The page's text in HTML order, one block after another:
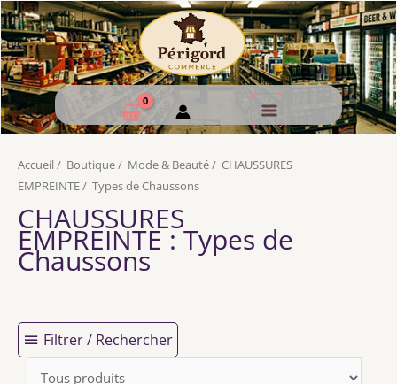
Accueil / Boutique/ Mode & Beauté/ CHAUSSURES
EMPREINTE/ Types de Chaussons
CHAUSSURES
EMPREINTE: Types de
Chaussons
Filtrer / Rechercher